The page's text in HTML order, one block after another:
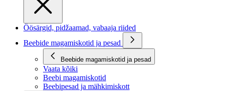
Öösärgid, pidžaamad, vabaaja riided
Beebide magamiskotid ja pesad
Beebide magamiskotid ja pesad
Vaata kõiki
Beebi magamiskotid
Beebipesad ja mähkimiskott